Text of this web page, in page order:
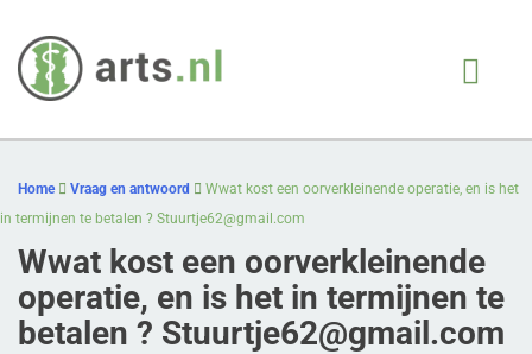
content
behandeling, op juiste
moment
Home Vraag en antwoord
Wwat kost een oorverkleinende operatie, en is het
in termijnen te betalen ? Stuurtje62@gmail.com
Wwat kost een oorverkleinende
operatie, en is het in termijnen te
betalen ? Stuurtje62@gmail.com